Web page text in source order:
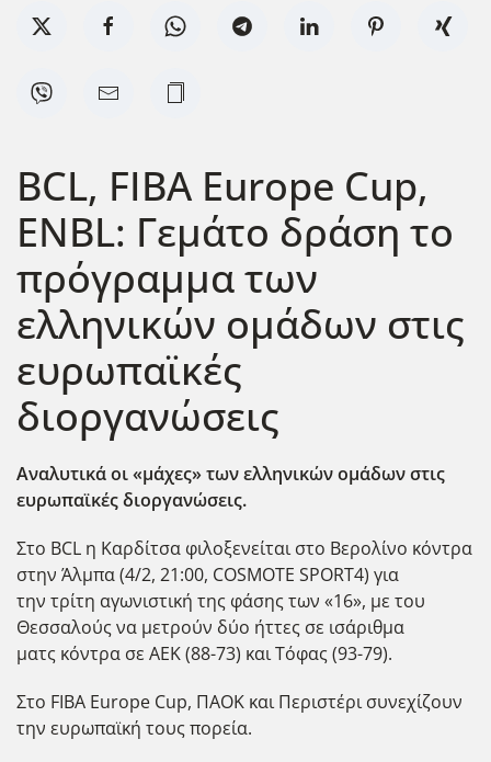
BCL, FIBA Europe Cup,
ENBL: Γεμάτο δράση το
πρόγραμμα των
ελληνικών ομάδων στις
ευρωπαϊκές
διοργανώσεις
Αναλυτικά οι «μάχες» των ελληνικών ομάδων στις
ευρωπαϊκές διοργανώσεις.
Στο BCL η Καρδίτσα φιλοξενείται στο Βερολίνο κόντρα
στην Άλμπα (4/2, 21:00, COSMOTE SPORT4) για
την τρίτη αγωνιστική της φάσης των «16», με του
Θεσσαλούς να μετρούν δύο ήττες σε ισάριθμα
ματς κόντρα σε ΑΕΚ (88-73) και Τόφας (93-79).
Στο FIBA Europe Cup, ΠΑΟΚ και Περιστέρι συνεχίζουν
την ευρωπαϊκή τους πορεία.